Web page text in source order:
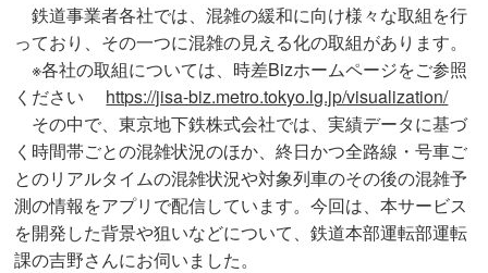
鉄道事業者各社では、混雑の緩和に向け様々な取組を行
っており、その一つに混雑の見える化の取組があります。
※各社の取組については、時差Bizホームページをご参照
ください https://jisa-biz.metro.tokyo.lg.jp/visualization/
その中で、東京地下鉄株式会社では、実績データに基づ
く時間帯ごとの混雑状況のほか、終日かつ全路線・号車ご
とのリアルタイムの混雑状況や対象列車のその後の混雑予
測の情報をアプリで配信しています。今回は、本サービス
を開発した背景や狙いなどについて、鉄道本部運転部運転
課の吉野さんにお伺いました。